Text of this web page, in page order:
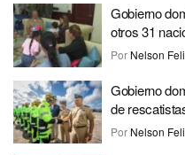
Gobierno
otros 31
Por Nelson
Gobierno
de
Por Nelson